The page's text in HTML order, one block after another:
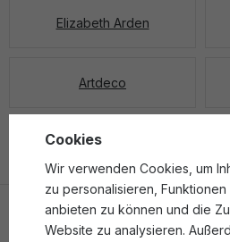
Elizabeth Arden
Artdeco
Cookies
Wir verwenden Cookies, um
zu personalisieren,
anbieten zu können und die
Website zu analysieren.